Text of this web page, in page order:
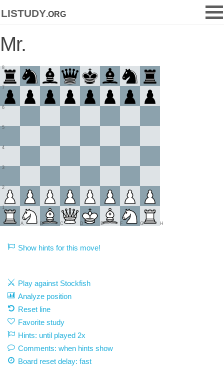
listudy.org
Mr.
1
2
3
4
5
6
7
8
A B C D E F G H
Show hints for this move!
Play against Stockfish
Analyze position
Reset line
Favorite study
Hints: until played 2x
Comments: when hints show
Board reset delay: fast